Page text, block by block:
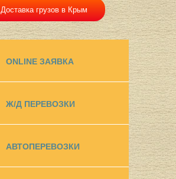
Доставка грузов в Крым
ONLINE ЗАЯВКА
Ж/Д ПЕРЕВОЗКИ
АВТОПЕРЕВОЗКИ